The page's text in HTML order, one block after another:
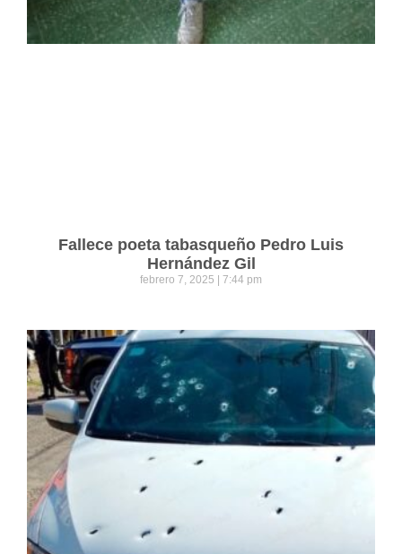
Fallece poeta tabasqueño Pedro Luis
Hernández Gil
febrero 7, 2025 7:44 pm